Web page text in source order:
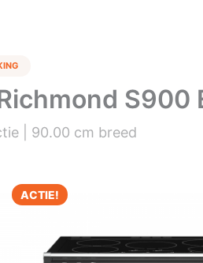
S900
| 90.00 cm breed
ACTIE!